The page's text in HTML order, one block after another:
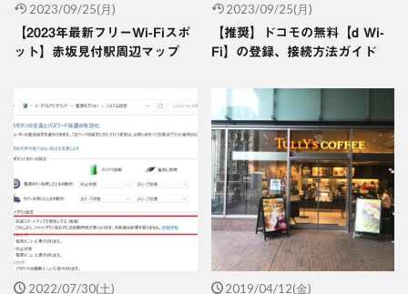
2023/09/25(月)
【2023年最新フリーWi-Fiスポ
ット】赤坂見付駅周辺マップ
2023/09/25(月)
【推奨】ドコモの無料【d Wi-
Fi】の登録、接続方法ガイド
2022/07/30(土)
2019/04/12(金)